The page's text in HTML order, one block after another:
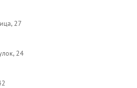
27
24